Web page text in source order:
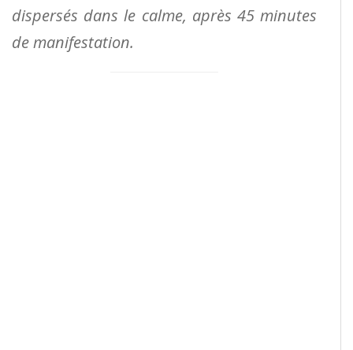
dispersés dans le calme, après 45 minutes
de manifestation.